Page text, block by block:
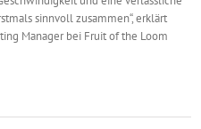
sinnvoll zusammen“, erklärt
Manager bei Fruit of the Loom